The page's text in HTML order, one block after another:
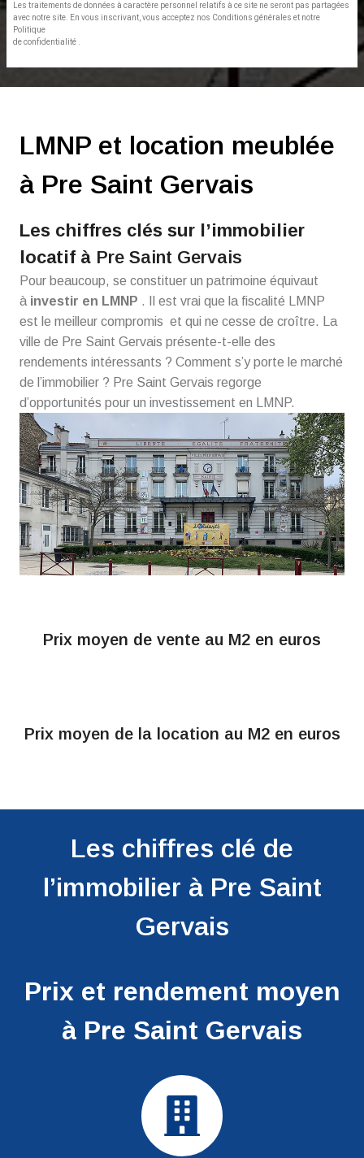
Les traitements de données à caractère personnel relatifs à ce site ne seront pas partagées
avec notre site. En vous inscrivant, vous acceptez nos Conditions générales et notre
Politique
de confidentialité .
LMNP et location meublée
à Pre Saint Gervais
Les chiffres clés sur l’immobilier
locatif à Pre Saint Gervais
Pour beaucoup, se constituer un patrimoine équivaut
à investir en LMNP . Il est vrai que la fiscalité LMNP
est le meilleur compromis et qui ne cesse de croître. La
ville de Pre Saint Gervais présente-t-elle des
rendements intéressants ? Comment s’y porte le marché
de l’immobilier ? Pre Saint Gervais regorge
d’opportunités pour un investissement en LMNP.
Prix moyen de vente au M2 en euros
Prix moyen de la location au M2 en euros
Les chiffres clé de
l’immobilier à Pre Saint
Gervais
Prix et rendement moyen
à Pre Saint Gervais